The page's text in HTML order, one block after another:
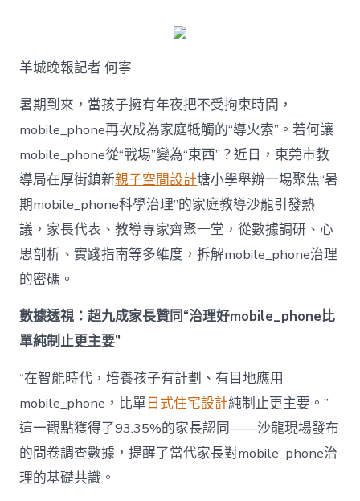
治
理
難
題？
讓
mobilJIUYI
俱
意
空
間
設
成
為
東
西”，
而
非
“家
庭
羊城晚報記者 何寧
暑期到來，當孩子擁有年夜把不受拘束時間，
mobile_phone再次成為家庭牴觸的“導火索”。若何讓
mobile_phone從“戰場”變為“東西”？近日，東莞市教
導局在厚街鎮新親子空間設計塘小學舉辦一場聚焦“暑
期mobile_phone科學治理”的家庭教導沙龍引發熱
議，家長代表、教導專家齊聚一堂，從數據調研、心
思剖析、實踐指南等多維度，拆解mobile_phone治理
的密碼。
數據透視：超九成家長贊同“治理好mobile_phone比
單純制止更主要”
“在智能時代，培養孩子有計劃、有目地應用
mobile_phone，比單日式住宅設計純制止更主要。”
這一觀點獲得了93.35%的家長認同——沙龍現場發布
的問卷調查數據，提醒了當代家長對mobile_phone治
理的基礎共識。